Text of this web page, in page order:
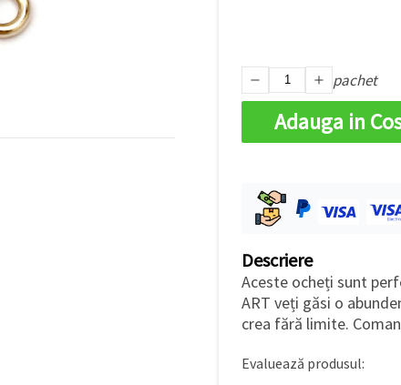
pachet
Adauga in
Descriere
Aceste ocheți sunt
ART veți găsi o
crea fără limite.
Evaluează produsul: